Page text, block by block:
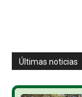
Últimas noticias